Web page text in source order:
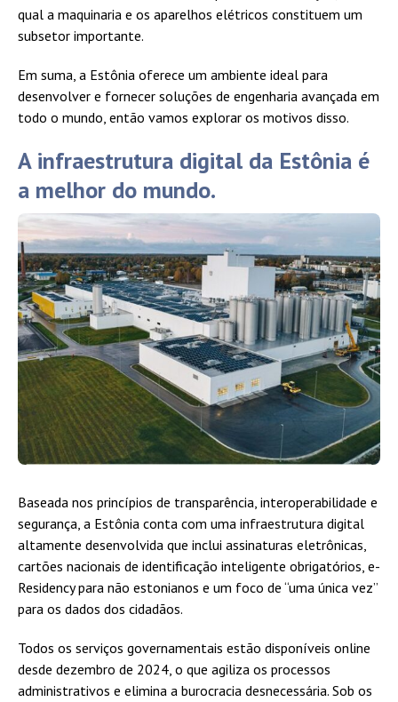
qual a maquinaria e os aparelhos elétricos constituem um
subsetor importante.
Em suma, a Estônia oferece um ambiente ideal para
desenvolver e fornecer soluções de engenharia avançada em
todo o mundo, então vamos explorar os motivos disso.
A infraestrutura digital da Estônia é
a melhor do mundo.
Baseada nos princípios de transparência, interoperabilidade e
segurança, a Estônia conta com uma infraestrutura digital
altamente desenvolvida que inclui assinaturas eletrônicas,
cartões nacionais de identificação inteligente obrigatórios, e-
Residency para não estonianos e um foco de “uma única vez”
para os dados dos cidadãos.
Todos os serviços governamentais estão disponíveis online
desde dezembro de 2024, o que agiliza os processos
administrativos e elimina a burocracia desnecessária. Sob os